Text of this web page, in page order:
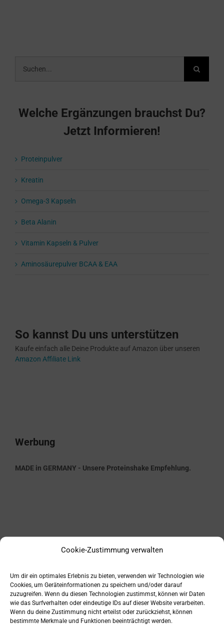
Cookie-Zustimmung verwalten
Um dir ein optimales Erlebnis zu bieten, verwenden wir Technologien wie
Cookies, um Geräteinformationen zu speichern und/oder darauf
zuzugreifen. Wenn du diesen Technologien zustimmst, können wir Daten
wie das Surfverhalten oder eindeutige IDs auf dieser Website verarbeiten.
Wenn du deine Zustimmung nicht erteilst oder zurückziehst, können
bestimmte Merkmale und Funktionen beeinträchtigt werden.
nach:
Welche Ergänzungen brauchst Du?
Jetzt Informieren!
Proteinpulver
Kreatin
Omega-3 Kapseln
Beta Alanin
Vitamin Kapseln & Pulver
Aminosäurepulver BCAA & EAA
So kannst Du uns unterstützen
Kaufe einfach alle Deine Produkte auf Amazon über unseren
Amazon Affiliate Link
Werbung
MADE in GERMANY - Unsere Proteinshake Empfehlung.